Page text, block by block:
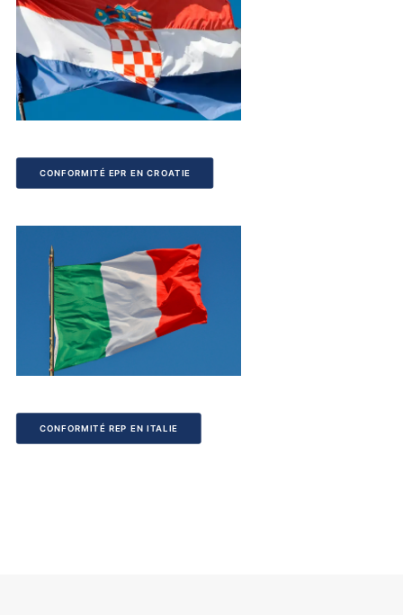
CONFORMITÉ EPR EN CROATIE
CONFORMITÉ REP EN ITALIE